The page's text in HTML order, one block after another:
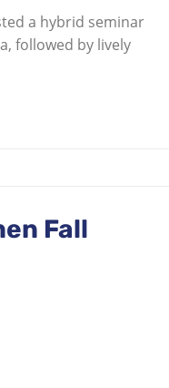
a hybrid seminar
followed by lively
Fall